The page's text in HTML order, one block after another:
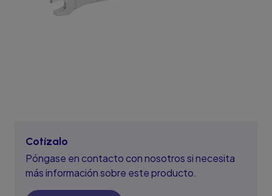
Cotízalo
Póngase en contacto con nosotros si necesita
más información sobre este producto.